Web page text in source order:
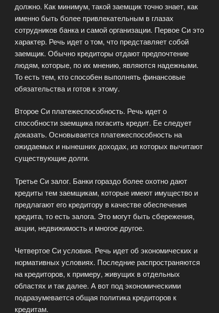
должно. Как минимум, такой заемщик точно знает, как
именно быть более привлекательным в глазах
сотрудников банка и самой организации. Первое Си это
характер. Речь идет о том, что представляет собой
заемщик. Обычно кредиторы отдают предпочтение
людям, которые, по их мнению, являются надежными.
То есть тем, кто способен выполнять финансовые
обязательства и готов к этому.
Второе Си платежеспособность. Речь идет о
способности заемщика погасить кредит. Ее следует
доказать. Основывается платежеспособность на
ожидаемых и нынешних доходах, из которых вычитают
существующие долги.
Третье Си залог. Банки гораздо более охотно дают
кредиты тем заемщикам, которые имеют имущество и
предлагают его кредитору в качестве обеспечения
кредита, то есть залога. Это могут быть сбережения,
акции, недвижимость и многое другое.
Четвертое Си условия. Речь идет об экономических и
нормативных условиях. Последние распространяются
на кредиторов, к примеру, живущих в отдельных
областях и так далее. А вот под экономическими
подразумевается общая политика кредиторов к
кредитам.